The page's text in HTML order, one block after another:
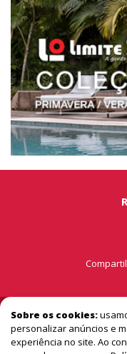
Sobre os cookies:
personalizar anúncios e
experiência no site. Ao
© Portal São